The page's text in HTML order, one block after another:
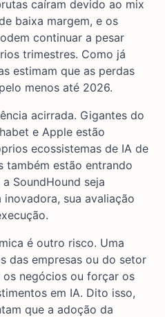
caíram devido ao mix
baixa margem, e os
continuar a pesar
trimestres. Como já
estimam que as perdas
menos até 2026.
acirrada. Gigantes do
e Apple estão
ecossistemas de IA de
também estão entrando
SoundHound seja
sua avaliação
é outro risco. Uma
das empresas ou do setor
negócios ou forçar os
em IA. Dito isso,
que a adoção da